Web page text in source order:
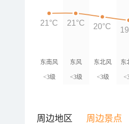
东南风
<3级
东风
<3级
东北风
<3级
东
21°C 21°C 20°C
周边地区 周边景点